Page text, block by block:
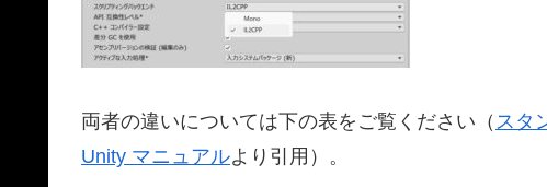
両者の違いについては下の表をご覧ください（ スタ
Unity マニュアルより引用）。